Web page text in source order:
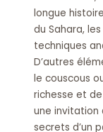
longue
du Sahara,
techniques
D’autres
le couscous
richesse et
une invitation
secrets d’un